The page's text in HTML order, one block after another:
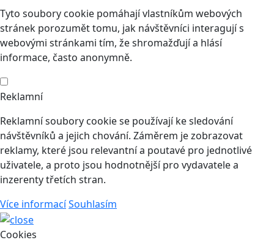
Tyto soubory cookie pomáhají vlastníkům webových
stránek porozumět tomu, jak návštěvníci interagují s
webovými stránkami tím, že shromažďují a hlásí
informace, často anonymně.
Reklamní
Reklamní soubory cookie se používají ke sledování
návštěvníků a jejich chování. Záměrem je zobrazovat
reklamy, které jsou relevantní a poutavé pro jednotlivé
uživatele, a proto jsou hodnotnější pro vydavatele a
inzerenty třetích stran.
Více informacíSouhlasím
Cookies